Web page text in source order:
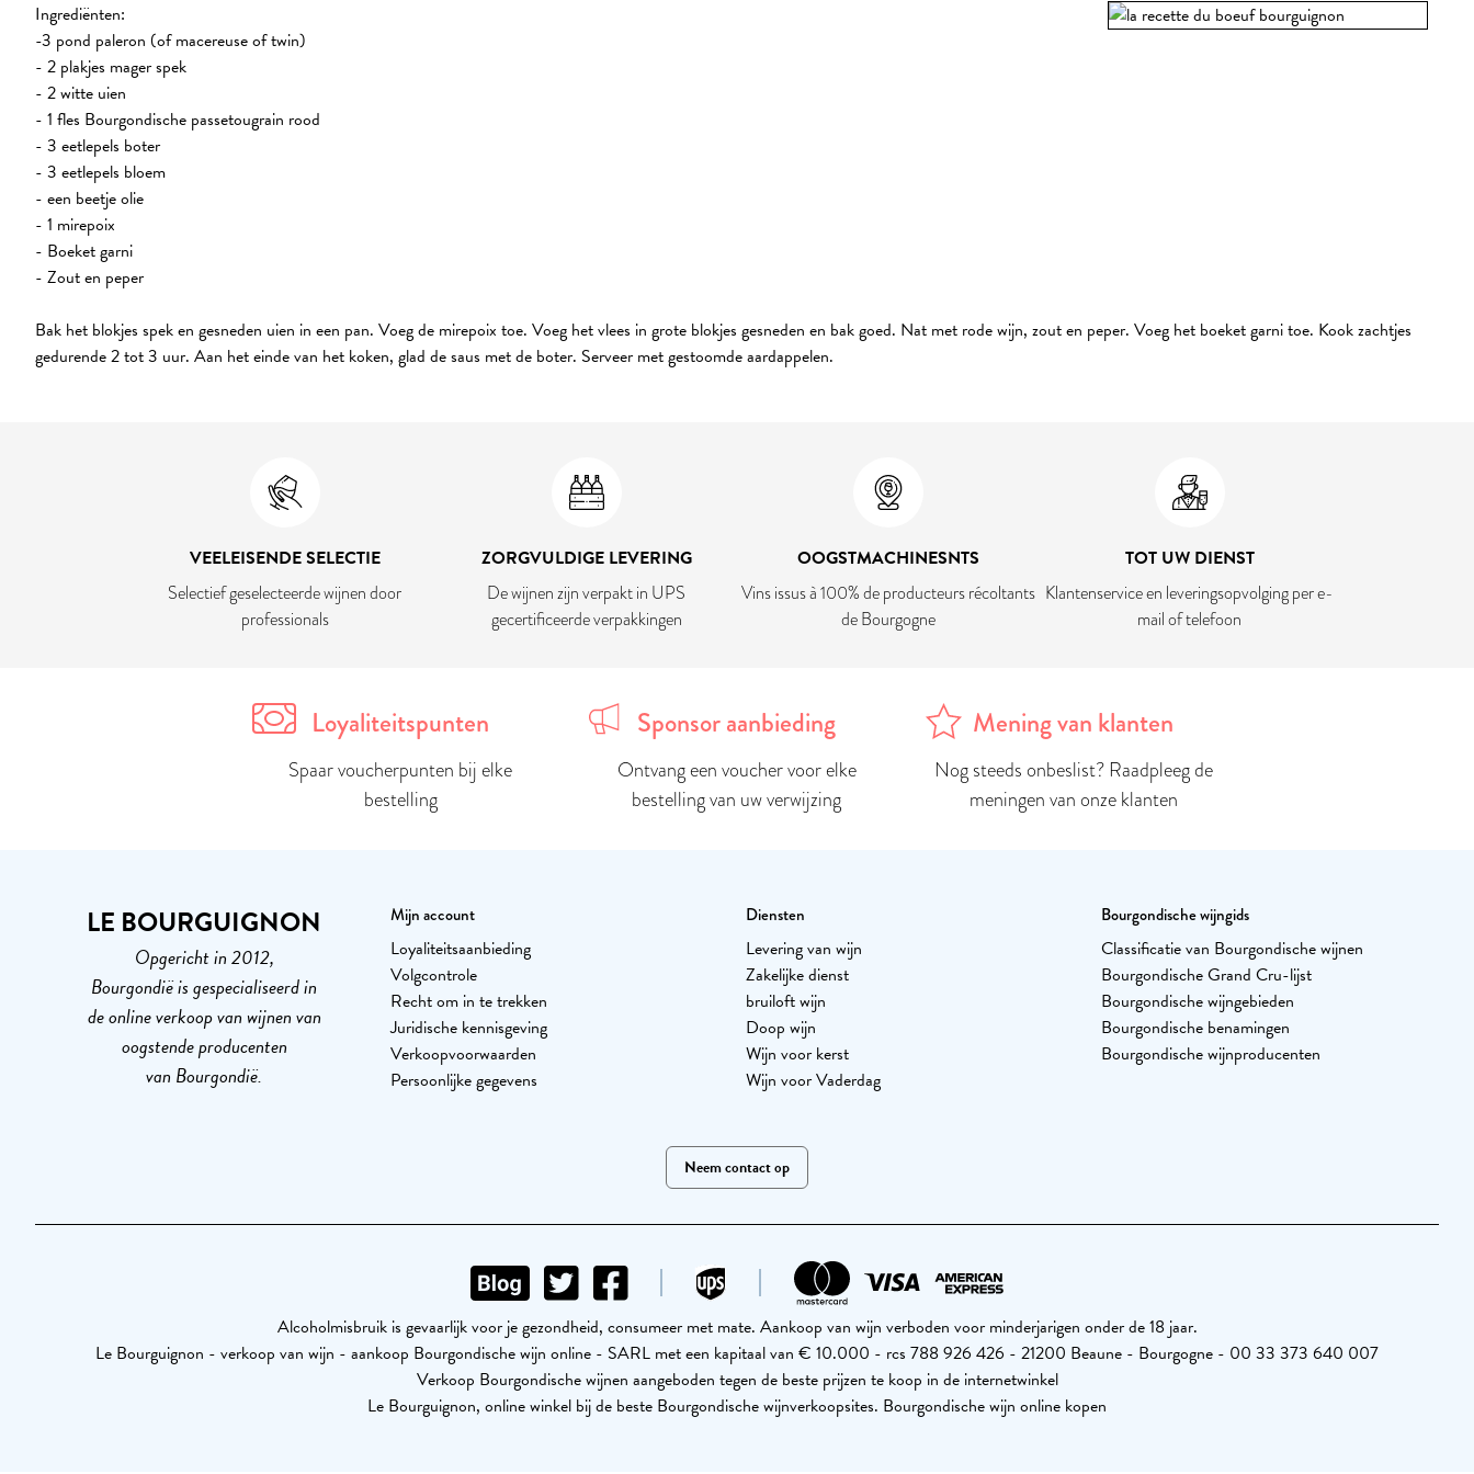
Ingrediënten:
-3 pond paleron (of macereuse of twin)
- 2 plakjes mager spek
- 2 witte uien
- 1 fles Bourgondische passetougrain rood
- 3 eetlepels boter
- 3 eetlepels bloem
- een beetje olie
- 1 mirepoix
- Boeket garni
- Zout en peper
Bak het blokjes spek en gesneden uien in een pan. Voeg de mirepoix toe. Voeg het vlees in grote blokjes gesneden en bak goed. Nat met rode wijn, zout en peper. Voeg het boeket garni toe. Kook zachtjes
gedurende 2 tot 3 uur. Aan het einde van het koken, glad de saus met de boter. Serveer met gestoomde aardappelen.
VEELEISENDE SELECTIE
Selectief geselecteerde wijnen door
professionals
ZORGVULDIGE LEVERING
De wijnen zijn verpakt in UPS
gecertificeerde verpakkingen
OOGSTMACHINESNTS
Vins issus à 100% de producteurs récoltants
de Bourgogne
TOT UW DIENST
Klantenservice en leveringsopvolging per e-
mail of telefoon
Loyaliteitspunten
Spaar voucherpunten bij elke
bestelling
Sponsor aanbieding
Ontvang een voucher voor elke
bestelling van uw verwijzing
Mening van klanten
Nog steeds onbeslist? Raadpleeg de
meningen van onze klanten
LE BOURGUIGNON
Opgericht in 2012,
Bourgondië is gespecialiseerd in
de online verkoop van wijnen van
oogstende producenten
van Bourgondië.
Mijn account
Loyaliteitsaanbieding
Volgcontrole
Recht om in te trekken
Juridische kennisgeving
Verkoopvoorwaarden
Persoonlijke gegevens
Diensten
Levering van wijn
Zakelijke dienst
bruiloft wijn
Doop wijn
Wijn voor kerst
Wijn voor Vaderdag
Bourgondische wijngids
Classificatie van Bourgondische wijnen
Bourgondische Grand Cru-lijst
Bourgondische wijngebieden
Bourgondische benamingen
Bourgondische wijnproducenten
Neem contact op
Alcoholmisbruik is gevaarlijk voor je gezondheid, consumeer met mate. Aankoop van wijn verboden voor minderjarigen onder de 18 jaar.
Le Bourguignon - verkoop van wijn - aankoop Bourgondische wijn online - SARL met een kapitaal van € 10.000 - rcs 788 926 426 - 21200 Beaune - Bourgogne - 00 33 373 640 007
Verkoop Bourgondische wijnen aangeboden tegen de beste prijzen te koop in de internetwinkel
Le Bourguignon, online winkel bij de beste Bourgondische wijnverkoopsites. Bourgondische wijn online kopen